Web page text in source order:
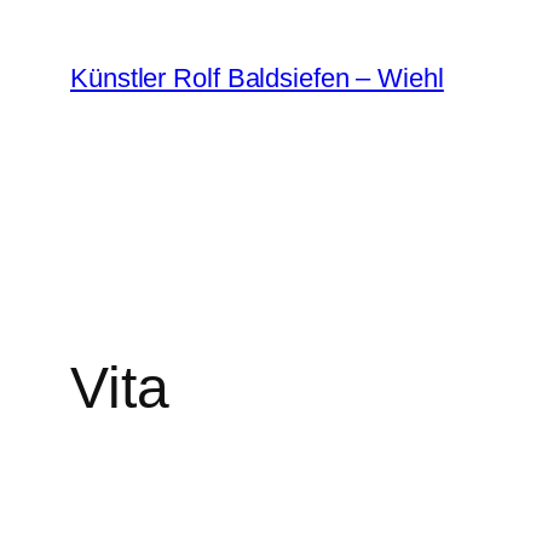
Inhalt
springen
Künstler Rolf Baldsiefen – Wiehl
Vita